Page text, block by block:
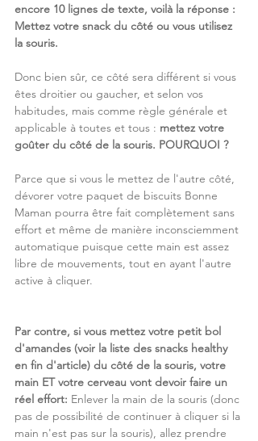
encore 10 lignes de texte, voilà la réponse :
Mettez votre snack du côté ou vous utilisez
la souris.
Donc bien sûr, ce côté sera différent si vous
êtes droitier ou gaucher, et selon vos
habitudes, mais comme règle générale et
applicable à toutes et tous : mettez votre
goûter du côté de la souris. POURQUOI ?
Parce que si vous le mettez de l'autre côté,
dévorer votre paquet de biscuits Bonne
Maman pourra être fait complètement sans
effort et même de manière inconsciemment
automatique puisque cette main est assez
libre de mouvements, tout en ayant l'autre
active à cliquer.
Par contre, si vous mettez votre petit bol
d'amandes (voir la liste des snacks healthy
en fin d'article) du côté de la souris, votre
main ET votre cerveau vont devoir faire un
réel effort: Enlever la main de la souris (donc
pas de possibilité de continuer à cliquer si la
main n'est pas sur la souris), allez prendre